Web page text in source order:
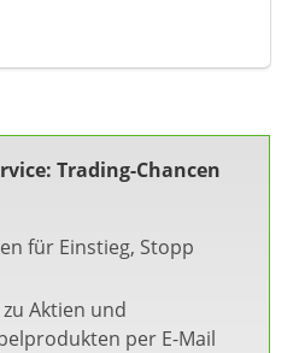
Trading-Chancen
für Einstieg, Stopp
Aktien und
per E-Mail